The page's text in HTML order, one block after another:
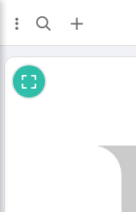
ثبت آگهی